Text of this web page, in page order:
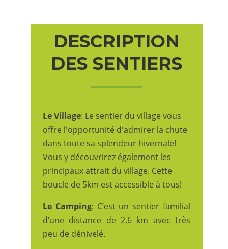
DESCRIPTION
DES SENTIERS
Le Village: Le sentier du village vous
offre l'opportunité d'admirer la chute
dans toute sa splendeur hivernale!
Vous y découvrirez également les
principaux attrait du village. Cette
boucle de 5km est accessible à tous!
Le Camping: C’est un sentier familial
d’une distance de 2,6 km avec très
peu de dénivelé.